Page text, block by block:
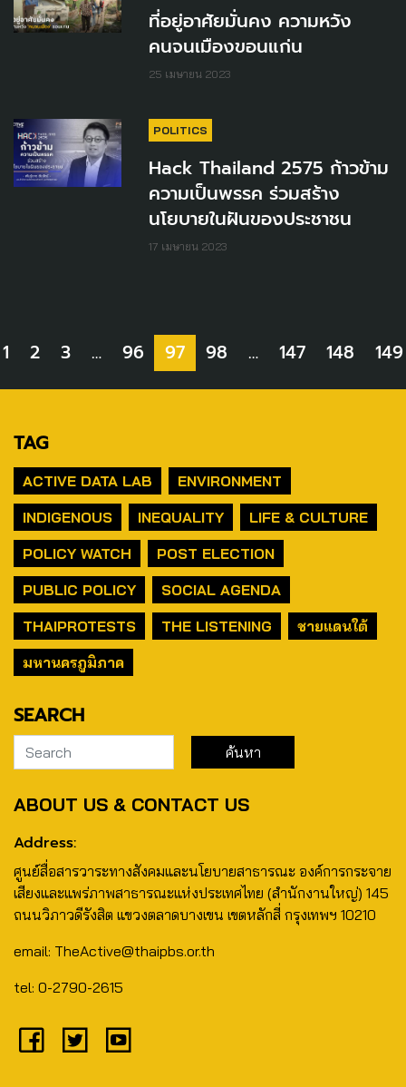
ที่อยู่อาศัยมั่นคง ความหวัง
คนจนเมืองขอนแก่น
25 เมษายน 2023
POLITICS
Hack Thailand 2575 ก้าวข้าม
ความเป็นพรรค ร่วมสร้าง
นโยบายในฝันของประชาชน
17 เมษายน 2023
1 2 3 … 96 97 98 … 147 148 149
TAG
ACTIVE DATA LAB
ENVIRONMENT
INDIGENOUS
INEQUALITY
LIFE & CULTURE
POLICY WATCH
POST ELECTION
PUBLIC POLICY
SOCIAL AGENDA
THAIPROTESTS
THE LISTENING
ชายแดนใต้
มหานครภูมิภาค
SEARCH
ABOUT US & CONTACT US
Address:
ศูนย์สื่อสารวาระทางสังคมและนโยบายสาธารณะ องค์การกระจาย
เสียงและแพร่ภาพสาธารณะแห่งประเทศไทย (สำนักงานใหญ่) 145
ถนนวิภาวดีรังสิต แขวงตลาดบางเขน เขตหลักสี่ กรุงเทพฯ 10210
email: TheActive@thaipbs.or.th
tel: 0-2790-2615